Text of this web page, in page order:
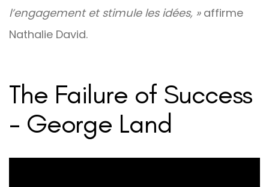
l’engagement et stimule les idées, »affirme
Nathalie David.
The Failure of Success
- George Land